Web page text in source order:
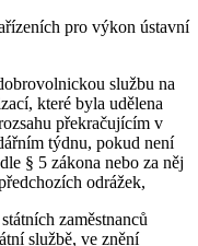
pro výkon ústavní
službu na
které byla udělena
překračujícím v
týdnu, pokud není
§ 5 zákona nebo za něj
odrážek,
zaměstnanců
službě, ve znění